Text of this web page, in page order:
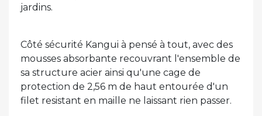
jardins.
Côté sécurité Kangui à pensé à tout, avec des
mousses absorbante recouvrant l'ensemble de
sa structure acier ainsi qu'une cage de
protection de 2,56 m de haut entourée d'un
filet resistant en maille ne laissant rien passer.